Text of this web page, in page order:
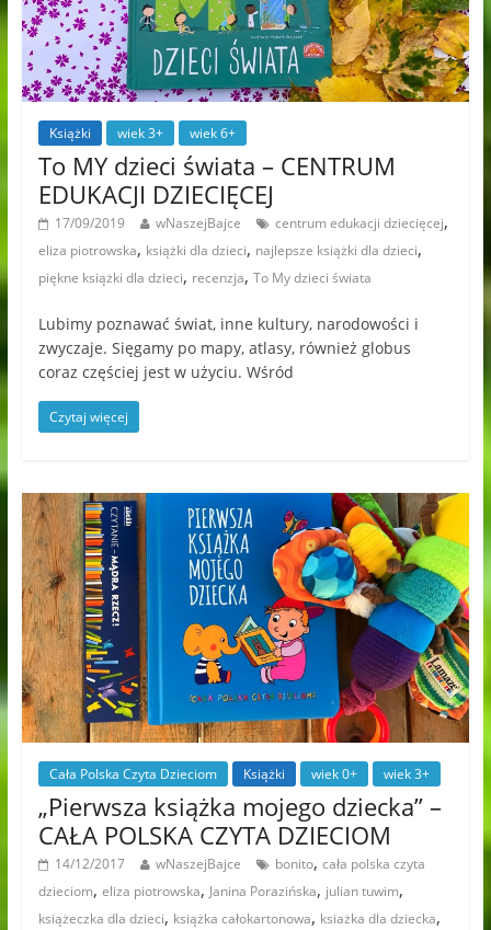
Książki wiek 3+ wiek 6+
To MY dzieci świata – CENTRUM
EDUKACJI DZIECIĘCEJ
17/09/2019 wNaszejBajce centrum edukacji dziecięcej,
eliza piotrowska, książki dla dzieci, najlepsze książki dla dzieci,
piękne książki dla dzieci, recenzja, To My dzieci świata
Lubimy poznawać świat, inne kultury, narodowości i
zwyczaje. Sięgamy po mapy, atlasy, również globus
coraz częściej jest w użyciu. Wśród
Czytaj więcej
Cała Polska Czyta Dzieciom Książki wiek 0+ wiek 3+
„Pierwsza książka mojego dziecka” –
CAŁA POLSKA CZYTA DZIECIOM
14/12/2017 wNaszejBajce bonito, cała polska czyta
dzieciom, eliza piotrowska, Janina Porazińska, julian tuwim,
książeczka dla dzieci, książka całokartonowa, ksiażka dla dziecka,